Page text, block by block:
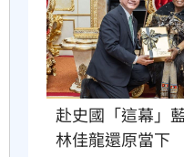
赴史國「這幕」
林佳龍還原當下